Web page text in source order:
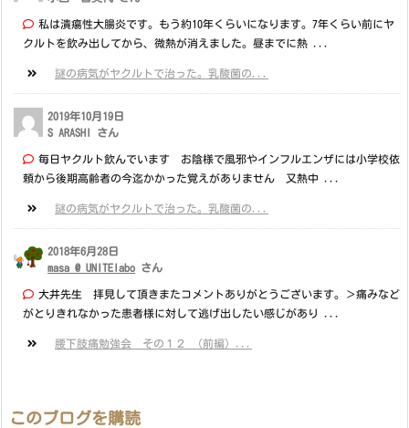
私は潰瘍性大腸炎です。もう約10年くらいになります。7年くらい前にヤ
クルトを飲み出してから、微熱が消えました。昼までに熱 ...
謎の病気がヤクルトで治った。乳酸菌の...
2019年10月19日
S ARASHI さん
毎日ヤクルト飲んでいます お陰様で風邪やインフルエンザには小学校依
頼から後期高齢者の今迄かかった覚えがありません 又熱中 ...
謎の病気がヤクルトで治った。乳酸菌の...
2018年6月28日
masa @ UNITElabo さん
大井先生 拝見して頂きまたコメントありがとうございます。＞痛みなど
がとりきれなかった患者様に対して逃げ出したい感じがあり ...
腰下肢痛勉強会 その１２ （前編）...
このブログを購読